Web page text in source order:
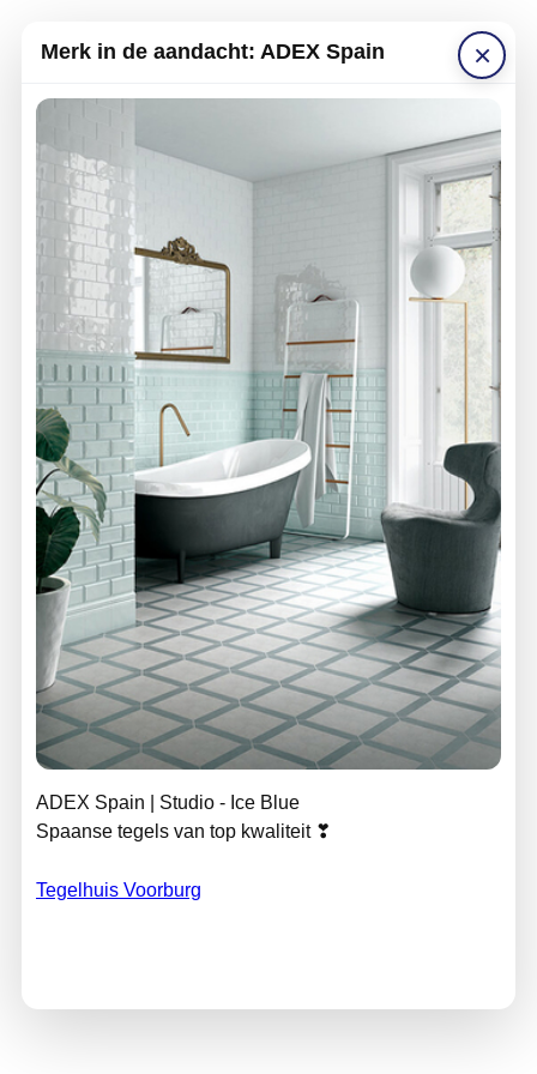
×
Merk in de aandacht: ADEX Spain
ADEX Spain | Studio - Ice Blue
Spaanse tegels van top kwaliteit ❣
Tegelhuis Voorburg